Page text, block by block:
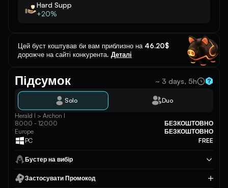
Hard Supp
+20%
Цей буст коштував би вам приблизно на 46.20$
дорожче на сайті конкурента. Деталі
Підсумок ~ 3 days, 5h
Solo Duo
Herald I > Archon I
8000 - 12000
БЕЗКОШТОВНО
Europe
БЕЗКОШТОВНО
PC
FREE
Бустер на вибір
Застосувати Промокод